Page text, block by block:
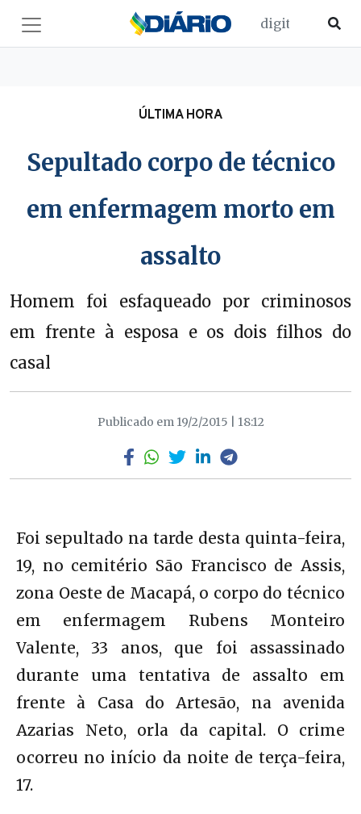
ÚLTIMA HORA
Sepultado corpo de técnico
em enfermagem morto em
assalto
Homem foi esfaqueado por criminosos
em frente à esposa e os dois filhos do
casal
Publicado em 19/2/2015 | 18:12
Foi sepultado na tarde desta quinta-feira,
19, no cemitério São Francisco de Assis,
zona Oeste de Macapá, o corpo do técnico
em enfermagem Rubens Monteiro
Valente, 33 anos, que foi assassinado
durante uma tentativa de assalto em
frente à Casa do Artesão, na avenida
Azarias Neto, orla da capital. O crime
ocorreu no início da noite de terça-feira,
17.